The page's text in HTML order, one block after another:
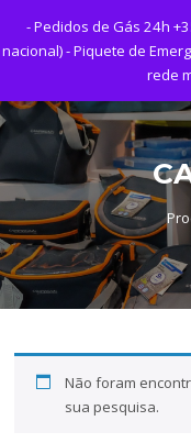
- Pedidos de Gás 24h
nacional) - Piquete de
rede
para
o
Não foram
sua pesquisa.